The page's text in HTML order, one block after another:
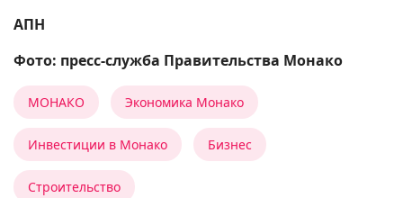
АПН
Фото: пресс-служба Правительства Монако
МОНАКО Экономика Монако
Инвестиции в Монако Бизнес
Строительство